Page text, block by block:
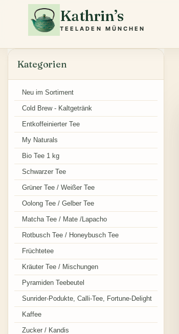
Kathrin’s
TEELADEN MÜNCHEN
Kategorien
Neu im Sortiment
Cold Brew - Kaltgetränk
Entkoffeinierter Tee
My Naturals
Bio Tee 1 kg
Schwarzer Tee
Grüner Tee / Weißer Tee
Oolong Tee / Gelber Tee
Matcha Tee / Mate /Lapacho
Rotbusch Tee / Honeybusch Tee
Früchtetee
Kräuter Tee / Mischungen
Pyramiden Teebeutel
Sunrider-Podukte, Calli-Tee, Fortune-Delight
Kaffee
Zucker / Kandis